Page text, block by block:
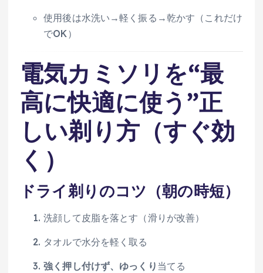
使用後は水洗い→軽く振る→乾かす（これだけ
でOK）
電気カミソリを“最
高に快適に使う”正
しい剃り方（すぐ効
く）
ドライ剃りのコツ（朝の時短）
洗顔して皮脂を落とす（滑りが改善）
タオルで水分を軽く取る
強く押し付けず、ゆっくり 当てる